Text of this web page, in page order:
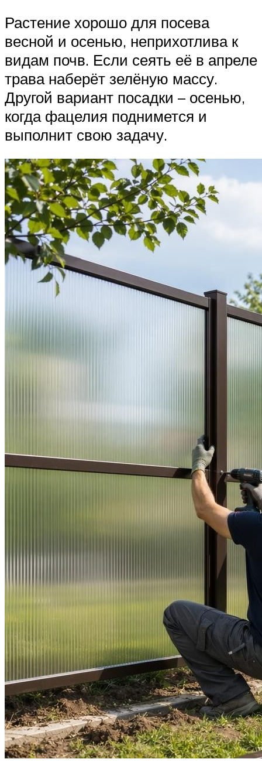
Растение хорошо для посева
весной и осенью, неприхотлива к
видам почв. Если сеять её в апреле
трава наберёт зелёную массу.
Другой вариант посадки – осенью,
когда фацелия поднимется и
выполнит свою задачу.